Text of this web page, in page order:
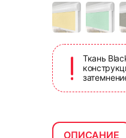
Ткань
ОПИСАНИЕ